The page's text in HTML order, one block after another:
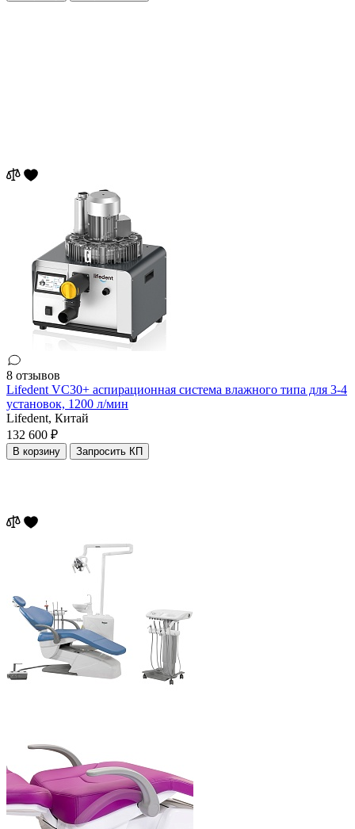
8 отзывов
Lifedent VC30+ аспирационная система влажного типа для 3-4
установок, 1200 л/мин
Lifedent, Китай
132 600 ₽
В корзину Запросить КП